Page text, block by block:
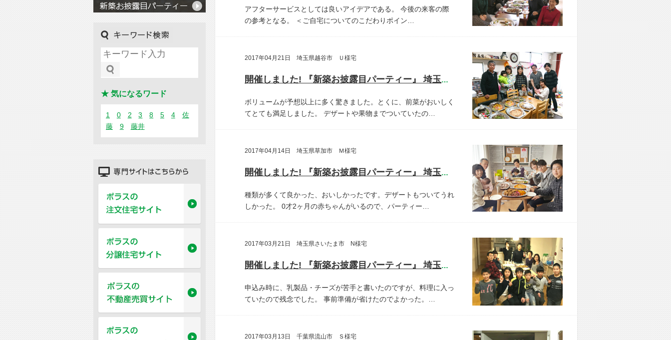
アフターサービスとしては良いアイデアである。
今後の来客の際
の参考となる。
＜ご自宅についてのこだわりポイン…
2017年04月21日 埼玉県越谷市 Ｕ様宅
開催しました! 『新築お披露目パーティー』 埼玉県越谷市 U様宅
ボリュームが予想以上に多く驚きました。とくに、前菜がおいしく
てとても満足しました。
デザートや果物までついていたの…
2017年04月14日 埼玉県草加市 Ｍ様宅
開催しました! 『新築お披露目パーティー』 埼玉県草加市 M様宅
種類が多くて良かった、おいしかったです。デザートもついてうれ
しかった。
0才2ヶ月の赤ちゃんがいるので、パーティー…
2017年03月21日 埼玉県さいたま市 N様宅
開催しました! 『新築お披露目パーティー』 埼玉県さいたま市 N様宅
申込み時に、乳製品・チーズが苦手と書いたのですが、料理に入っ
ていたので残念でした。
事前準備が省けたのでよかった。…
2017年03月13日 千葉県流山市 Ｓ様宅
★ 気になるワード
1 0 2 3 8 5 4
佐
藤
9 藤井